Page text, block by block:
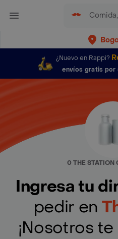
¿Nuevo en Rappi?
envíos gratis por
0 THE STATION
Ingresa tu
pedir en
¡Nosotros